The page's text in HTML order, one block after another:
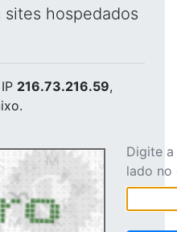
hospedados
216.73.216.59,
Digite
lado no